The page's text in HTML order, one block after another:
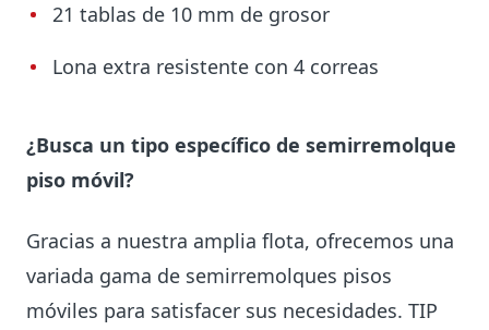
21 tablas de 10 mm de grosor
Lona extra resistente con 4 correas
¿Busca un tipo específico de semirremolque
piso móvil?
Gracias a nuestra amplia flota, ofrecemos una
variada gama de semirremolques pisos
móviles para satisfacer sus necesidades. TIP